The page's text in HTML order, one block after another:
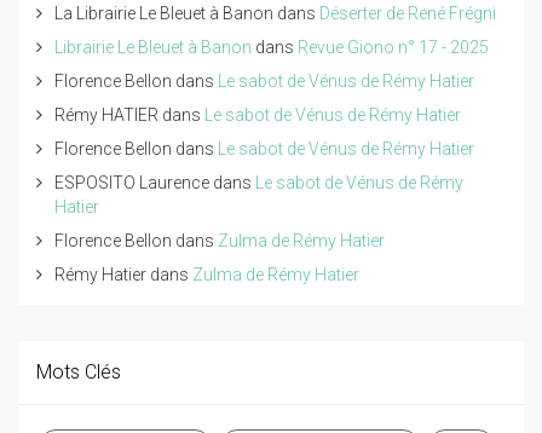
La Librairie Le Bleuet à Banon dans Déserter de René Frégni
Librairie Le Bleuet à Banon dans Revue Giono n° 17 - 2025
Florence Bellon dans
Le sabot de Vénus de Rémy Hatier
Rémy HATIER dans
Le sabot de Vénus de Rémy Hatier
Florence Bellon dans
Le sabot de Vénus de Rémy Hatier
ESPOSITO Laurence dans
Le sabot de Vénus de Rémy
Hatier
Florence Bellon dans Zulma de Rémy Hatier
Rémy Hatier dans Zulma de Rémy Hatier
Mots Clés